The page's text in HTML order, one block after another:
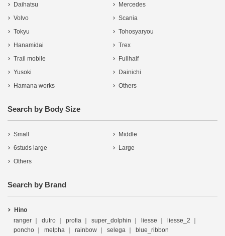
Daihatsu
Mercedes
Volvo
Scania
Tokyu
Tohosyaryou
Hanamidai
Trex
Trail mobile
Fullhalf
Yusoki
Dainichi
Hamana works
Others
Search by Body Size
Small
Middle
6studs large
Large
Others
Search by Brand
Hino
ranger
dutro profia super_dolphin liesse
liesse_2
poncho
melpha rainbow selega blue_ribbon